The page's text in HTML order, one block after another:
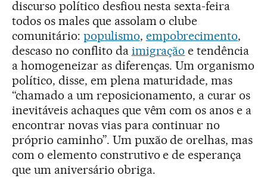
discurso político desfiou nesta sexta-feira
todos os males que assolam o clube
comunitário: populismo, empobrecimento,
descaso no conflito da imigração e tendência
a homogeneizar as diferenças. Um organismo
político, disse, em plena maturidade, mas
“chamado a um reposicionamento, a curar os
inevitáveis achaques que vêm com os anos e a
encontrar novas vias para continuar no
próprio caminho”. Um puxão de orelhas, mas
com o elemento construtivo e de esperança
que um aniversário obriga.